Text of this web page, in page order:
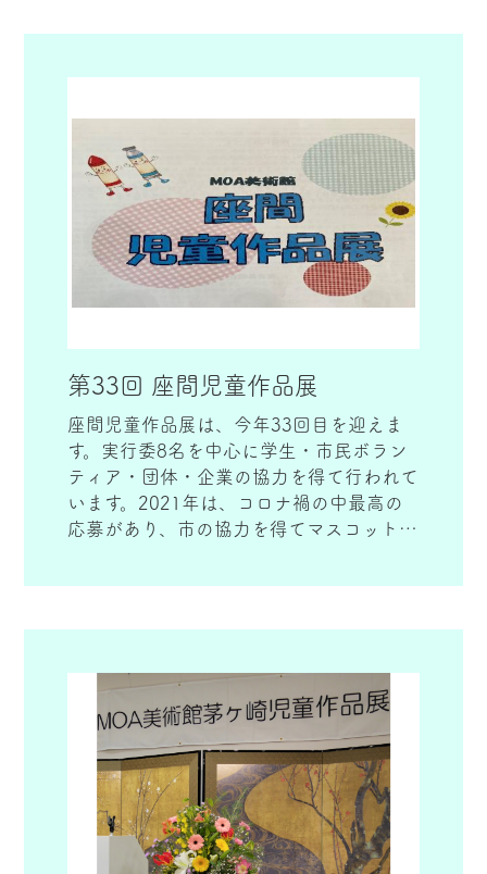
した。地域社会の絆を深め、未来に羽ばた
第33回 座間児童作品展
座間児童作品展は、今年33回目を迎えま
す。実行委8名を中心に学生・市民ボラン
ティア・団体・企業の協力を得て行われて
います。2021年は、コロナ禍の中最高の
応募があり、市の協力を得てマスコット
臣賞学校奨励賞」を受賞し、このコロナ禍